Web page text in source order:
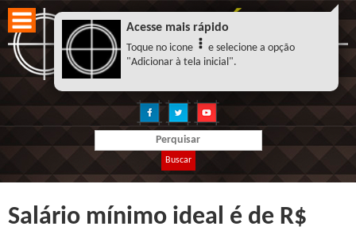
Buscar
Salário mínimo ideal é de R$
Acesse mais rápido
Toque no icone
e selecione a opção
"Adicionar à tela inicial".